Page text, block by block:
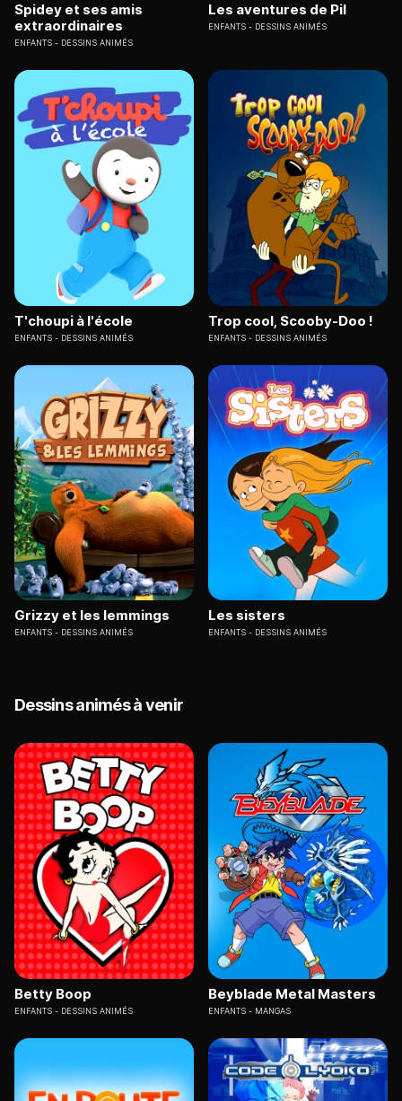
Spidey et ses amis
extraordinaires
ENFANTS DESSINS ANIMÉS
Les aventures de Pil
ENFANTS DESSINS ANIMÉS
T'choupi à l'école
ENFANTS DESSINS ANIMÉS
Trop cool, Scooby-Doo !
ENFANTS DESSINS ANIMÉS
Grizzy et les lemmings
ENFANTS DESSINS ANIMÉS
Les sisters
ENFANTS DESSINS ANIMÉS
Dessins animés à venir
Betty Boop
ENFANTS DESSINS ANIMÉS
Beyblade Metal Masters
ENFANTS MANGAS